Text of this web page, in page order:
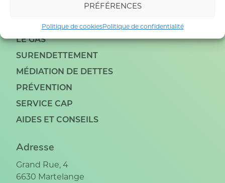
PRÉFÉRENCES
Politique de cookiesPolitique de confidentialité
LE GAS
SURENDETTEMENT
MÉDIATION DE DETTES
PRÉVENTION
SERVICE CAP
AIDES ET CONSEILS
Adresse
Grand Rue, 4
6630 Martelange